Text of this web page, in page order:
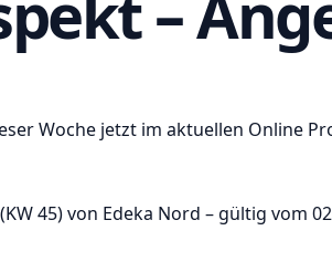
Woche jetzt im aktuellen Online
45) von Edeka Nord – gültig vom